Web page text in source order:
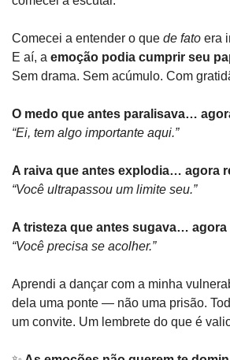
Comecei a entender o que de fato era
E aí, a emoção podia cumprir seu
Sem drama. Sem acúmulo. Com
O medo que antes paralisava…
“Ei, tem algo importante aqui.”
A raiva que antes explodia… agora
“Você ultrapassou um limite seu.”
A tristeza que antes sugava…
“Você precisa se acolher.”
Aprendi a dançar com a minha
dela uma ponte — não uma prisão.
um convite. Um lembrete do que é